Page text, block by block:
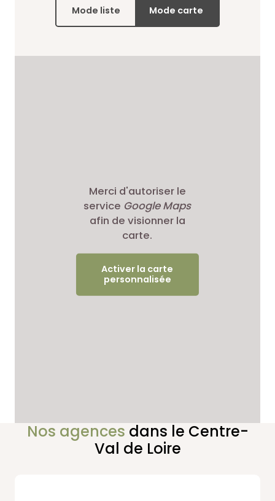
Mode liste Mode carte
Merci d'autoriser le
service Google Maps
afin de visionner la
carte.
Activer la carte
personnalisée
Nos agences dans le Centre-
Val de Loire